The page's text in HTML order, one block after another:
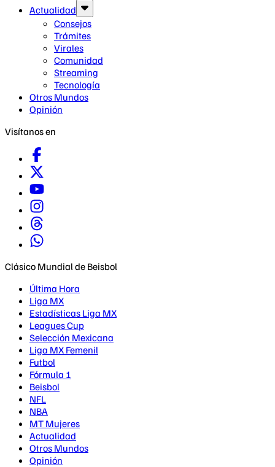
Actualidad
Consejos
Trámites
Virales
Comunidad
Streaming
Tecnología
Otros Mundos
Opinión
Visítanos en
Clásico Mundial de Beisbol
Última Hora
Liga MX
Estadísticas Liga MX
Leagues Cup
Selección Mexicana
Liga MX Femenil
Futbol
Fórmula 1
Beisbol
NFL
NBA
MT Mujeres
Actualidad
Otros Mundos
Opinión